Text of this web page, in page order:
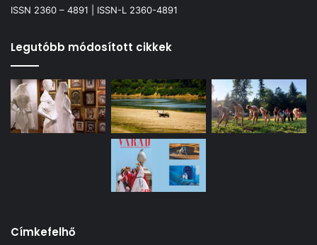
ISSN 2360 – 4891 | ISSN-L 2360-4891
Legutóbb módosított cikkek
Címkefelhő